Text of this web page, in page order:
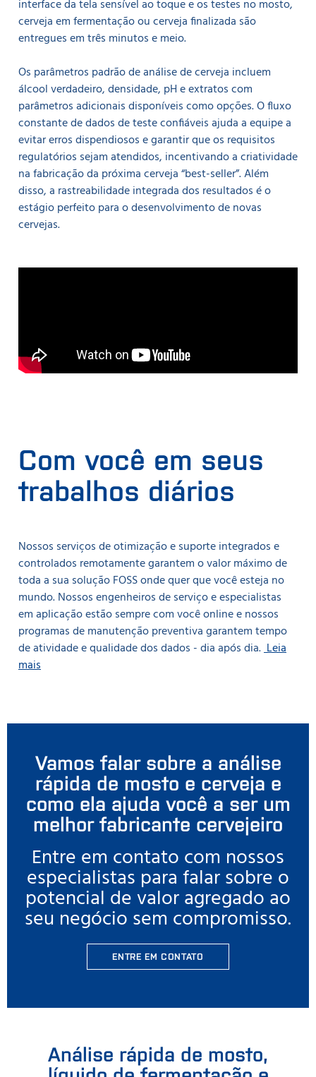
interface da tela sensível ao toque e os testes no mosto,
cerveja em fermentação ou cerveja finalizada são
entregues em três minutos e meio.
Os parâmetros padrão de análise de cerveja incluem
álcool verdadeiro, densidade, pH e extratos com
parâmetros adicionais disponíveis como opções. O fluxo
constante de dados de teste confiáveis ajuda a equipe a
evitar erros dispendiosos e garantir que os requisitos
regulatórios sejam atendidos, incentivando a criatividade
na fabricação da próxima cerveja “best-seller”. Além
disso, a rastreabilidade integrada dos resultados é o
estágio perfeito para o desenvolvimento de novas
cervejas.
Com você em seus
trabalhos diários
Nossos serviços de otimização e suporte integrados e
controlados remotamente garantem o valor máximo de
toda a sua solução FOSS onde quer que você esteja no
mundo. Nossos engenheiros de serviço e especialistas
em aplicação estão sempre com você online e nossos
programas de manutenção preventiva garantem tempo
de atividade e qualidade dos dados - dia após dia.Leia
mais
Vamos falar sobre a análise
rápida de mosto e cerveja e
como ela ajuda você a ser um
melhor fabricante cervejeiro
Entre em contato com nossos
especialistas para falar sobre o
potencial de valor agregado ao
seu negócio sem compromisso.
ENTRE EM CONTATO
Análise rápida de mosto,